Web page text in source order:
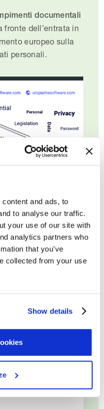
and ads, to
to analyse our traffic.
your use of our site with
analytics partners who
that you’ve
collected from your use
Show details
documentali
fronte dell’entrata in
europeo sulla
personali.